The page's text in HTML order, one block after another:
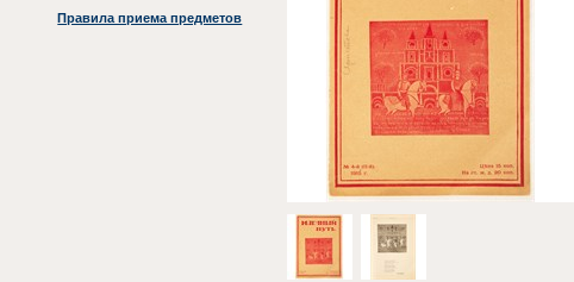
Правила приема предметов